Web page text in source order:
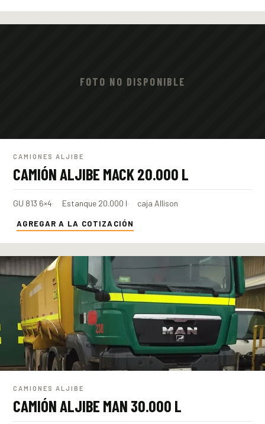
FOTO NO DISPONIBLE
CAMIONES ALJIBE
CAMIÓN ALJIBE MACK 20.000 L
GU 813 6×4 Estanque 20.000 l caja Allison
AGREGAR A LA COTIZACIÓN
CAMIONES ALJIBE
CAMIÓN ALJIBE MAN 30.000 L